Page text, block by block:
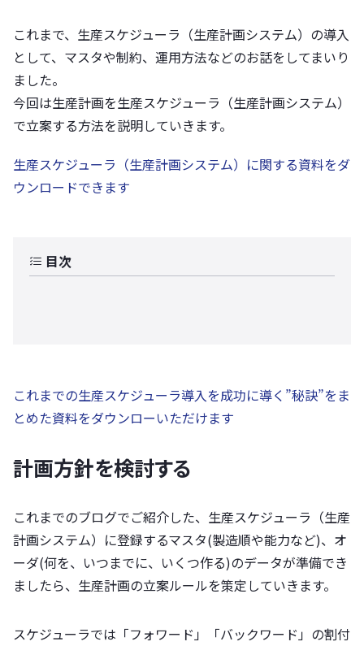
これまで、生産スケジューラ（生産計画システム）の導入
として、マスタや制約、運用方法などのお話をしてまいり
ました。
今回は生産計画を生産スケジューラ（生産計画システム）
で立案する方法を説明していきます。
生産スケジューラ（生産計画システム）に関する資料をダ
ウンロードできます
目次
これまでの生産スケジューラ導入を成功に導く”秘訣”をま
とめた資料をダウンローいただけます
計画方針を検討する
これまでのブログでご紹介した、生産スケジューラ（生産
計画システム）に登録するマスタ(製造順や能力など)、オ
ーダ(何を、いつまでに、いくつ作る)のデータが準備でき
ましたら、生産計画の立案ルールを策定していきます。
スケジューラでは「フォワード」「バックワード」の割付